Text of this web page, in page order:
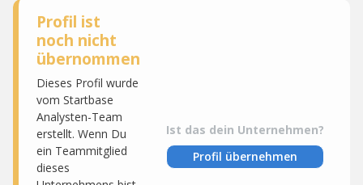
Profil ist
noch nicht
übernommen
Dieses Profil wurde
vom Startbase
Analysten-Team
erstellt. Wenn Du
ein Teammitglied
dieses
Ist das dein Unternehmen?
Profil übernehmen